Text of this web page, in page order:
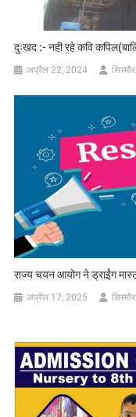
दुःखद :- नही रहे कवि
अप्रैल 22, 2024
राज्य चयन आयोग ने ड्राईंग
अप्रैल 17, 2025